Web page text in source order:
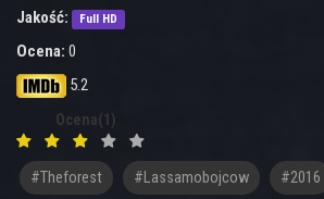
Jakość:
Full HD
Ocena: 0
5.2
Ocena(1)
#theforest #lassamobojcow #2016